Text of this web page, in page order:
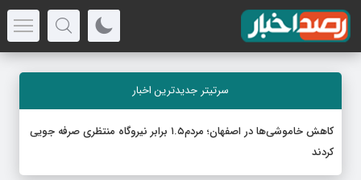
سرتیتر جدیدترین اخبار
کاهش خاموشی‌ها در اصفهان؛ مردم۱.۵ برابر نیروگاه منتظری صرفه جویی
کردند